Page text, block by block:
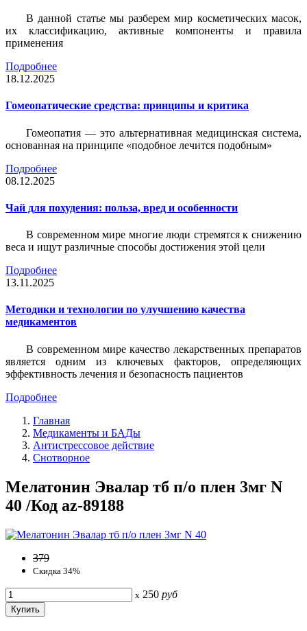
В данной статье мы разберем мир косметических масок,
их классификацию, активные компоненты и правила
применения
Подробнее
18.12.2025
Гомеопатические средства: принципы и критика
Гомеопатия — это альтернативная медицинская система,
основанная на принципе «подобное лечится подобным»
Подробнее
08.12.2025
Чай для похудения: польза, вред и особенности
В современном мире многие люди стремятся к снижению
веса и ищут различные способы достижения этой цели
Подробнее
13.11.2025
Методики и технологии по улучшению качества
медикаментов
В современном мире качество лекарственных препаратов
является одним из ключевых факторов, определяющих
эффективность лечения и безопасность пациентов
Подробнее
Главная
Медикаменты и БАДы
Антистрессовое действие
Снотворное
Мелатонин Эвалар тб п/о плен 3мг N
40 /Код az-89188
379
Скидка 34%
x 250 руб